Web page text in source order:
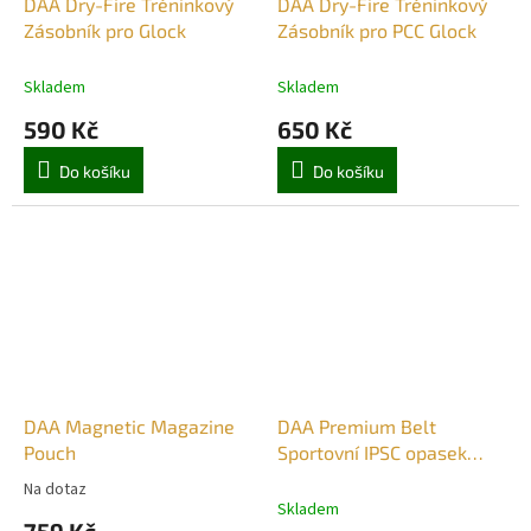
Zásobník pro Glock
Skladem
590 Kč
Do košíku
Zásobník pro PCC Glock
Skladem
650 Kč
Do košíku
DAA Magnetic Magazine
Pouch
Průměrné
Na dotaz
DAA Premium Belt
Sportovní IPSC opasek
Skladem